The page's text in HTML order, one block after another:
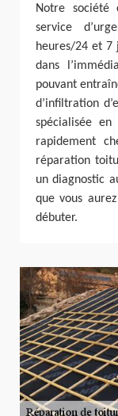
Notre société
service
heures/24 et 7
dans
pouvant
d’infiltration
spécialisée
rapidement
réparation
un diagnostic
que vous
débuter.